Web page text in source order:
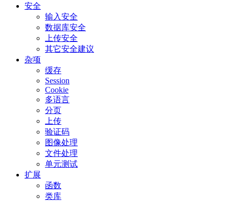
安全
输入安全
数据库安全
上传安全
其它安全建议
杂项
缓存
Session
Cookie
多语言
分页
上传
验证码
图像处理
文件处理
单元测试
扩展
函数
类库